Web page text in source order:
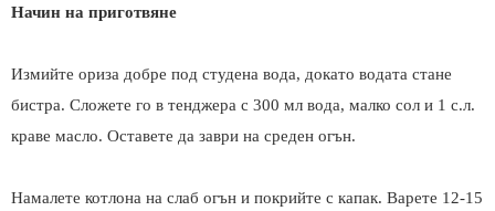
Начин на приготвяне
Измийте ориза добре под студена вода, докато водата стане
бистра. Сложете го в тенджера с 300 мл вода, малко сол и 1 с.л.
краве масло. Оставете да заври на среден огън.
Намалете котлона на слаб огън и покрийте с капак. Варете 12-15